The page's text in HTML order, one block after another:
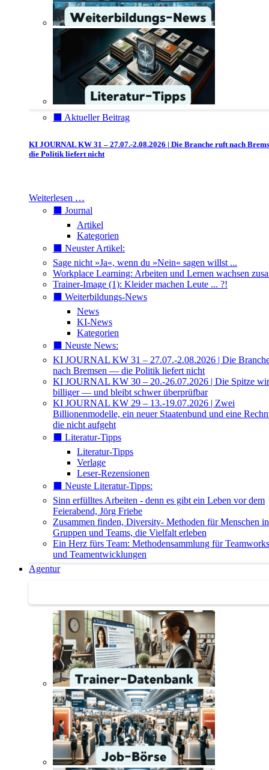
⬛️ Aktueller Beitrag
KI JOURNAL KW 31 – 27.07.-2.08.2026 | Die Branche ruft nach
die Politik liefert nicht
Weiterlesen …
⬛️ Journal
Artikel
Kategorien
⬛️ Neuster Artikel:
Sage nicht »Ja«, wenn du »Nein« sagen willst ...
Workplace Learning: Arbeiten und Lernen wachsen
Trainer-Image (1): Kleider machen Leute ... ?!
⬛️ Weiterbildungs-News
News
KI-News
Kategorien
⬛️ Neuste News:
KI JOURNAL KW 31 – 27.07.-2.08.2026 | Die
nach Bremsen — die Politik liefert nicht
KI JOURNAL KW 30 – 20.-26.07.2026 | Die Spitze
billiger — und bleibt schwer überprüfbar
KI JOURNAL KW 29 – 13.-19.07.2026 | Zwei
Billionenmodelle, ein neuer Staatenbund und eine
die nicht aufgeht
⬛️ Literatur-Tipps
Literatur-Tipps
Verlage
Leser-Rezensionen
⬛️ Neuste Literatur-Tipps:
Sinn erfülltes Arbeiten - denn es gibt ein Leben vor dem
Feierabend, Jörg Friebe
Zusammen finden, Diversity- Methoden für Menschen in
Gruppen und Teams, die Vielfalt erleben
Ein Herz fürs Team: Methodensammlung für
und Teamentwicklungen
Agentur